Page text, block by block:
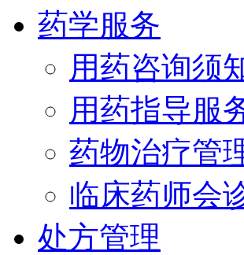
药学服务
用药咨询须
用药指导服
药物治疗管
临床药师会
处方管理